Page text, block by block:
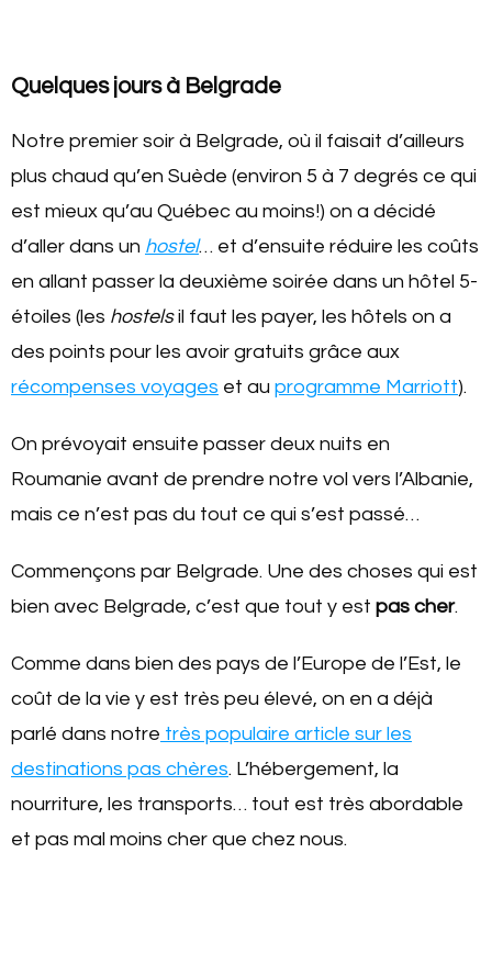
Quelques jours à Belgrade
Notre premier soir à Belgrade, où il faisait d’ailleurs
plus chaud qu’en Suède (environ 5 à 7 degrés ce qui
est mieux qu’au Québec au moins!) on a décidé
d’aller dans un hostel… et d’ensuite réduire les coûts
en allant passer la deuxième soirée dans un hôtel 5-
étoiles (les hostelsil faut les payer, les hôtels on a
des points pour les avoir gratuits grâce aux
récompenses voyages et au programme Marriott).
On prévoyait ensuite passer deux nuits en
Roumanie avant de prendre notre vol vers l’Albanie,
mais ce n’est pas du tout ce qui s’est passé…
Commençons par Belgrade. Une des choses qui est
bien avec Belgrade, c’est que tout y est pas cher.
Comme dans bien des pays de l’Europe de l’Est, le
coût de la vie y est très peu élevé, on en a déjà
parlé dans notre très populaire article sur les
destinations pas chères. L’hébergement, la
nourriture, les transports… tout est très abordable
et pas mal moins cher que chez nous.